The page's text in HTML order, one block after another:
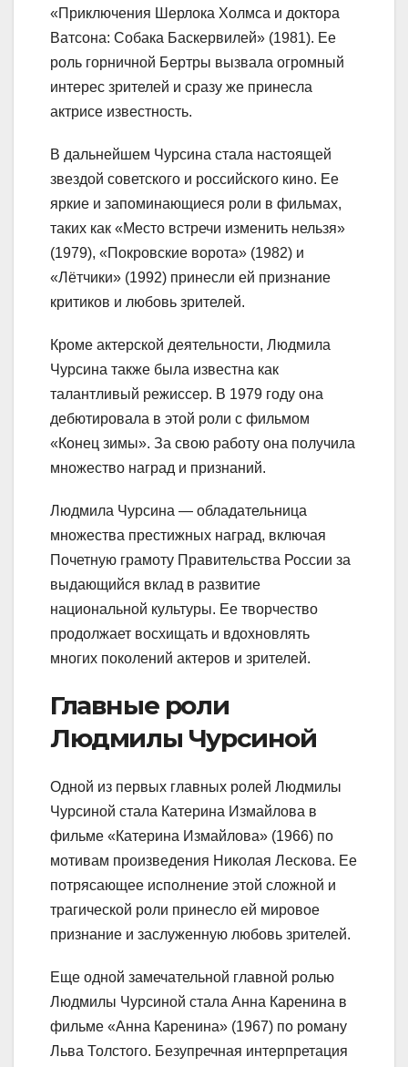
«Приключения Шерлока Холмса и доктора
Ватсона: Собака Баскервилей» (1981). Ее
роль горничной Бертры вызвала огромный
интерес зрителей и сразу же принесла
актрисе известность.
В дальнейшем Чурсина стала настоящей
звездой советского и российского кино. Ее
яркие и запоминающиеся роли в фильмах,
таких как «Место встречи изменить нельзя»
(1979), «Покровские ворота» (1982) и
«Лётчики» (1992) принесли ей признание
критиков и любовь зрителей.
Кроме актерской деятельности, Людмила
Чурсина также была известна как
талантливый режиссер. В 1979 году она
дебютировала в этой роли с фильмом
«Конец зимы». За свою работу она получила
множество наград и признаний.
Людмила Чурсина — обладательница
множества престижных наград, включая
Почетную грамоту Правительства России за
выдающийся вклад в развитие
национальной культуры. Ее творчество
продолжает восхищать и вдохновлять
многих поколений актеров и зрителей.
Главные роли
Людмилы Чурсиной
Одной из первых главных ролей Людмилы
Чурсиной стала Катерина Измайлова в
фильме «Катерина Измайлова» (1966) по
мотивам произведения Николая Лескова. Ее
потрясающее исполнение этой сложной и
трагической роли принесло ей мировое
признание и заслуженную любовь зрителей.
Еще одной замечательной главной ролью
Людмилы Чурсиной стала Анна Каренина в
фильме «Анна Каренина» (1967) по роману
Льва Толстого. Безупречная интерпретация